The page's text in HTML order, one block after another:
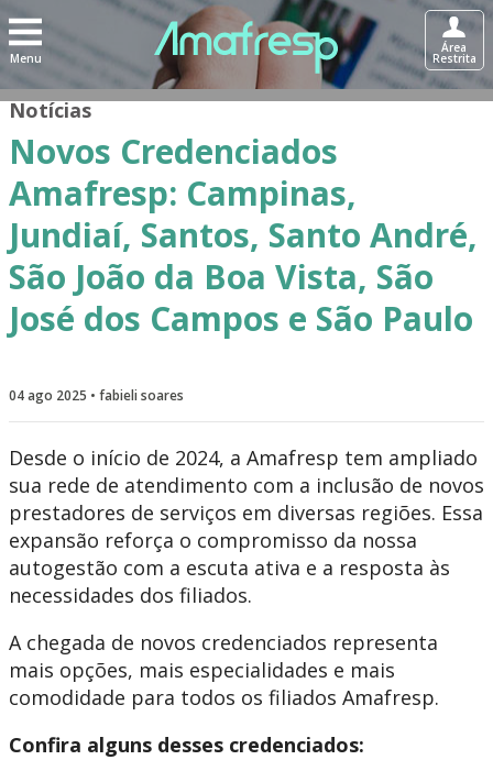
Menu
Área
Restrita
Notícias
Novos Credenciados
Amafresp: Campinas,
Jundiaí, Santos, Santo André,
São João da Boa Vista, São
José dos Campos e São Paulo
04 ago 2025 • fabieli soares
Desde o início de 2024, a Amafresp tem ampliado
sua rede de atendimento com a inclusão de novos
prestadores de serviços em diversas regiões. Essa
expansão reforça o compromisso da nossa
autogestão com a escuta ativa e a resposta às
necessidades dos filiados.
A chegada de novos credenciados representa
mais opções, mais especialidades e mais
comodidade para todos os filiados Amafresp.
Confira alguns desses credenciados: